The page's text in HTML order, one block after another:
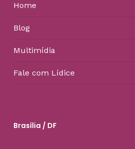
Home
Blog
Multimídia
Fale com Lídice
Brasília / DF